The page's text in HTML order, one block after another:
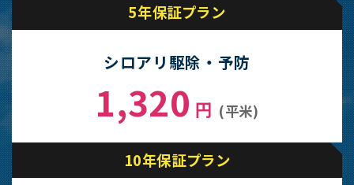
5年保証プラン
シロアリ駆除・予防
1,320 円 (平米)
10年保証プラン